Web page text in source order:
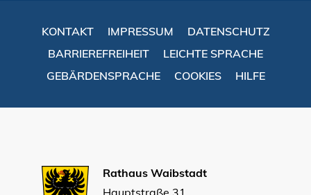
KONTAKT IMPRESSUM
DATENSCHUTZ
BARRIEREFREIHEIT
LEICHTE SPRACHE
GEBÄRDENSPRACHE
COOKIES HILFE
Rathaus Waibstadt
Hauptstraße 31